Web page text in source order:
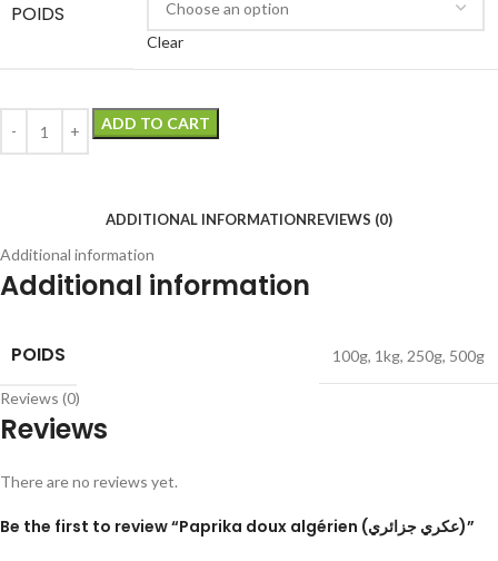
POIDS
Clear
ADD TO CART
ADDITIONAL INFORMATIONREVIEWS (0)
Additional information
Additional information
POIDS 100g, 1kg, 250g, 500g
Reviews (0)
Reviews
There are no reviews yet.
Be the first to review “Paprika doux algérien (عكري جزائري)”